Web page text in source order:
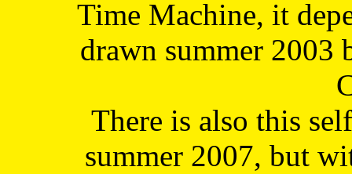
Time Machine, it
drawn summer 2003
There is also this
summer 2007, but